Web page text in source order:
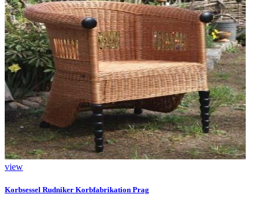
view
Korbsessel Rudniker Korbfabrikation Prag